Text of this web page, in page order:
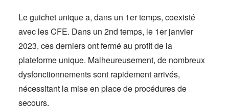
Le guichet unique a, dans un 1er temps, coexisté
avec les CFE. Dans un 2nd temps, le 1er janvier
2023, ces derniers ont fermé au profit de la
plateforme unique. Malheureusement, de nombreux
dysfonctionnements sont rapidement arrivés,
nécessitant la mise en place de procédures de
secours.